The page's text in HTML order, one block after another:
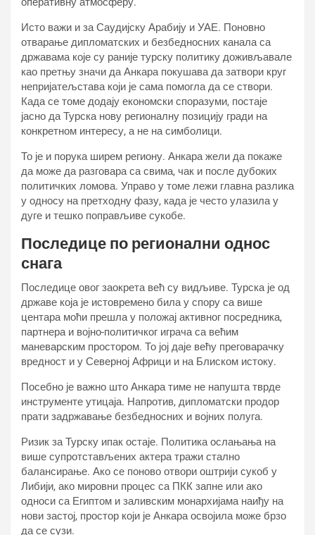
Исто важи и за Саудијску Арабију и УАЕ. Поновно
отварање дипломатских и безбедносних канала са
државама које су раније турску политику доживљавале
као претњу значи да Анкара покушава да затвори круг
непријатељстава који је сама помогла да се створи.
Када се томе додају економски споразуми, постаје
јасно да Турска нову регионалну позицију гради на
конкретном интересу, а не на симболици.
То је и порука ширем региону. Анкара жели да покаже
да може да разговара са свима, чак и после дубоких
политичких ломова. Управо у томе лежи главна разлика
у односу на претходну фазу, када је често улазила у
дуге и тешко поправљиве сукобе.
Последице по регионални однос
снага
Последице овог заокрета већ су видљиве. Турска је од
државе која је истовремено била у спору са више
центара моћи прешла у положај активног посредника,
партнера и војно-политичког играча са већим
маневарским простором. То јој даје већу преговарачку
вредност и у Северној Африци и на Блиском истоку.
Посебно је важно што Анкара тиме не напушта тврде
инструменте утицаја. Напротив, дипломатски продор
прати задржавање безбедносних и војних полуга.
Ризик за Турску ипак остаје. Политика ослањања на
више супротстављених актера тражи стално
балансирање. Ако се поново отвори оштрији сукоб у
Либији, ако мировни процес са ПКК запне или ако
односи са Египтом и заливским монархијама наиђу на
нови застој, простор који је Анкара освојила може брзо
да се сузи.